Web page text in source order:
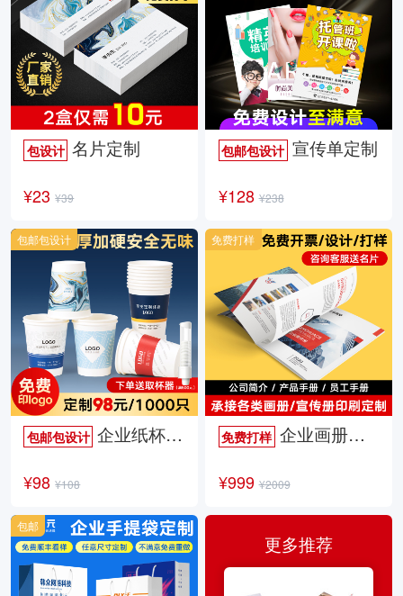
包设计 名片定制
¥23 ¥39
包邮包设计宣传单定制
¥128 ¥238
包邮包设计 企业纸杯定制
¥98 ¥108
包邮包设计
免费打样企业画册定制
¥999 ¥2009
免费打样
包邮
更多推荐